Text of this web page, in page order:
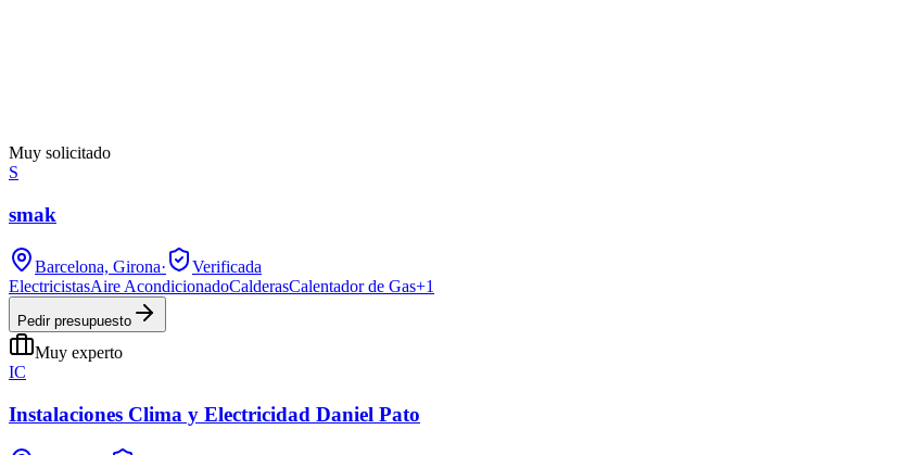
Muy solicitado
S
smak
Barcelona, Girona·
Verificada
ElectricistasAire AcondicionadoCalderasCalentador de Gas+1
Pedir presupuesto
Muy experto
IC
Instalaciones Clima y Electricidad Daniel Pato